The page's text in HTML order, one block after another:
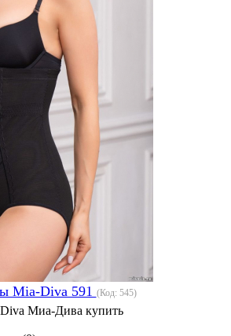
Mia-Diva 591 (Код: 545)
Миа-Дива купить